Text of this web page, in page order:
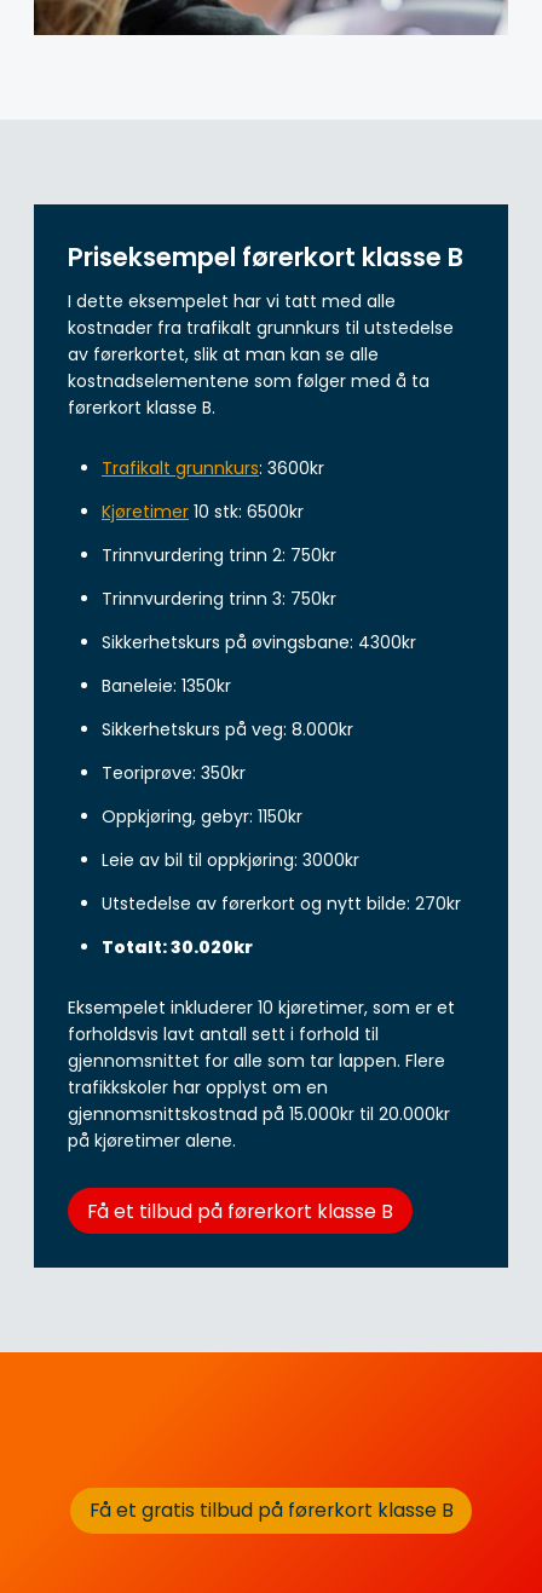
Priseksempel førerkort klasse B
I dette eksempelet har vi tatt med alle
kostnader fra trafikalt grunnkurs til utstedelse
av førerkortet, slik at man kan se alle
kostnadselementene som følger med å ta
førerkort klasse B.
Trafikalt grunnkurs: 3600kr
Kjøretimer 10 stk: 6500kr
Trinnvurdering trinn 2: 750kr
Trinnvurdering trinn 3: 750kr
Sikkerhetskurs på øvingsbane: 4300kr
Baneleie: 1350kr
Sikkerhetskurs på veg: 8.000kr
Teoriprøve: 350kr
Oppkjøring, gebyr: 1150kr
Leie av bil til oppkjøring: 3000kr
Utstedelse av førerkort og nytt bilde: 270kr
Totalt: 30.020kr
Eksempelet inkluderer 10 kjøretimer, som er et
forholdsvis lavt antall sett i forhold til
gjennomsnittet for alle som tar lappen. Flere
trafikkskoler har opplyst om en
gjennomsnittskostnad på 15.000kr til 20.000kr
på kjøretimer alene.
Få et tilbud på førerkort klasse B
Få et gratis tilbud på førerkort klasse B